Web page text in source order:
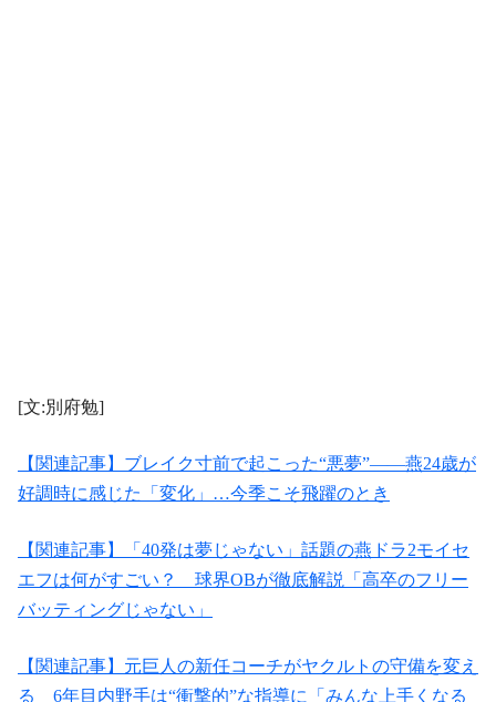
[文:別府勉]
【関連記事】ブレイク寸前で起こった“悪夢”――燕24歳が
好調時に感じた「変化」…今季こそ飛躍のとき
【関連記事】「40発は夢じゃない」話題の燕ドラ2モイセ
エフは何がすごい？ 球界OBが徹底解説「高卒のフリー
バッティングじゃない」
【関連記事】元巨人の新任コーチがヤクルトの守備を変え
る 6年目内野手は“衝撃的”な指導に「みんな上手くなる